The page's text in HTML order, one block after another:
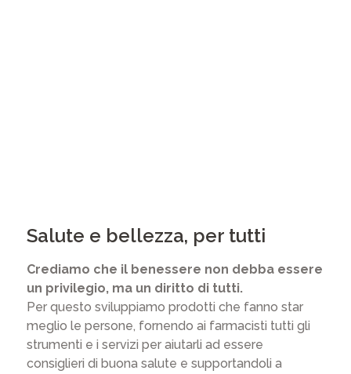
Salute e bellezza, per tutti
Crediamo che il benessere non debba essere
un privilegio, ma un diritto di tutti.
Per questo sviluppiamo prodotti che fanno star
meglio le persone, fornendo ai farmacisti tutti gli
strumenti e i servizi per aiutarli ad essere
consiglieri di buona salute e supportandoli a